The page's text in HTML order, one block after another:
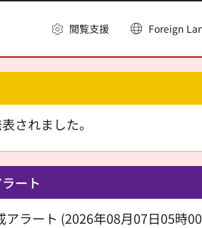
閲覧支援 Foreign
されました。
ート
アラート (2026年08月07日05時